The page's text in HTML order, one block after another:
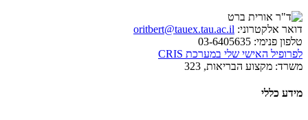
דואר אלקטרוני: oritbert@tauex.tau.ac.il
טלפון פנימי:
לפרופיל האישי שלי במערכת CRIS
משרד: מקצוע הבריאות, 323
מידע כללי